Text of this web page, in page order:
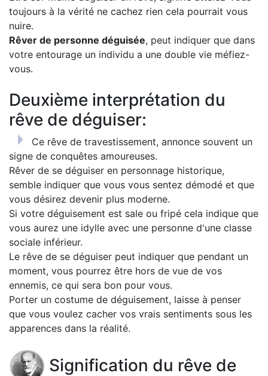
toujours à la vérité ne cachez rien cela pourrait vous
nuire.
Rêver de personne déguisée, peut indiquer que dans
votre entourage un individu a une double vie méfiez-
vous.
Deuxième interprétation du
rêve de déguiser:
Ce rêve de travestissement, annonce souvent un
signe de conquêtes amoureuses.
Rêver de se déguiser en personnage historique,
semble indiquer que vous vous sentez démodé et que
vous désirez devenir plus moderne.
Si votre déguisement est sale ou fripé cela indique que
vous aurez une idylle avec une personne d'une classe
sociale inférieur.
Le rêve de se déguiser peut indiquer que pendant un
moment, vous pourrez être hors de vue de vos
ennemis, ce qui sera bon pour vous.
Porter un costume de déguisement, laisse à penser
que vous voulez cacher vos vrais sentiments sous les
apparences dans la réalité.
Signification du rêve de